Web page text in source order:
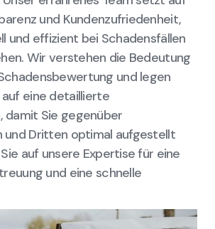
und Kundenzufriedenheit,
und effizient bei Schadensfällen
Wir verstehen die Bedeutung
und legen
eine detaillierte
damit Sie gegenüber
und Dritten optimal aufgestellt
auf unsere Expertise für eine
und eine schnelle